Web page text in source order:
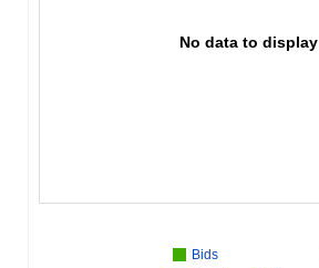
No data to display
Bids